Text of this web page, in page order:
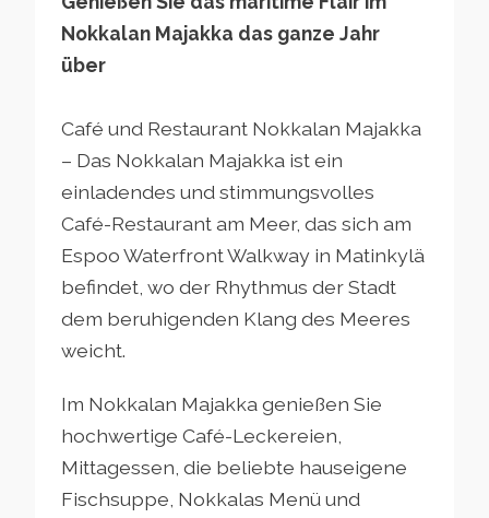
Nokkalan Majakka das ganze Jahr
über
Café und Restaurant Nokkalan Majakka
– Das Nokkalan Majakka ist ein
einladendes und stimmungsvolles
Café-Restaurant am Meer, das sich am
Espoo Waterfront Walkway in Matinkylä
befindet, wo der Rhythmus der Stadt
dem beruhigenden Klang des Meeres
weicht.
Im Nokkalan Majakka genießen Sie
hochwertige Café-Leckereien,
Mittagessen, die beliebte hauseigene
Fischsuppe, Nokkalas Menü und